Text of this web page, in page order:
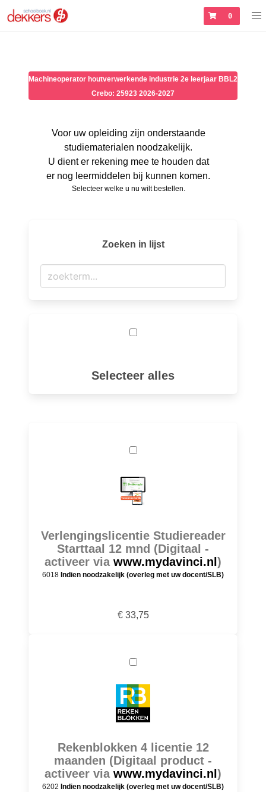
0
Machineoperator houtverwerkende industrie 2e leerjaar BBL2
Crebo: 25923 2026-2027
Voor uw opleiding zijn onderstaande
studiematerialen noodzakelijk.
U dient er rekening mee te houden dat
er nog leermiddelen bij kunnen komen.
Selecteer welke u nu wilt bestellen.
Zoeken in lijst
Selecteer alles
Verlengingslicentie Studiereader
Starttaal 12 mnd (Digitaal -
activeer via www.mydavinci.nl )
6018 Indien noodzakelijk (overleg met uw docent/SLB)
€ 33,75
Rekenblokken 4 licentie 12
maanden (Digitaal product -
activeer via www.mydavinci.nl )
6202 Indien noodzakelijk (overleg met uw docent/SLB)